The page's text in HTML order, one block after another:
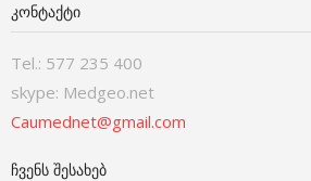
ᲙᲝᲜᲢᲐᲥᲢᲘ
Tel.: 577 235 400
skype: Medgeo.net
Caumednet@gmail.com
ᲩᲕᲔᲜᲡ ᲨᲔᲡᲐᲮᲔᲑ